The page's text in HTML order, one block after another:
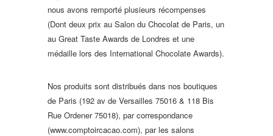
nous avons remporté plusieurs récompenses
(Dont deux prix au Salon du Chocolat de Paris, un
au Great Taste Awards de Londres et une
médaille lors des International Chocolate Awards).
Nos produits sont distribués dans nos boutiques
de Paris (192 av de Versailles 75016 & 118 Bis
Rue Ordener 75018), par correspondance
(www.comptoircacao.com), par les salons